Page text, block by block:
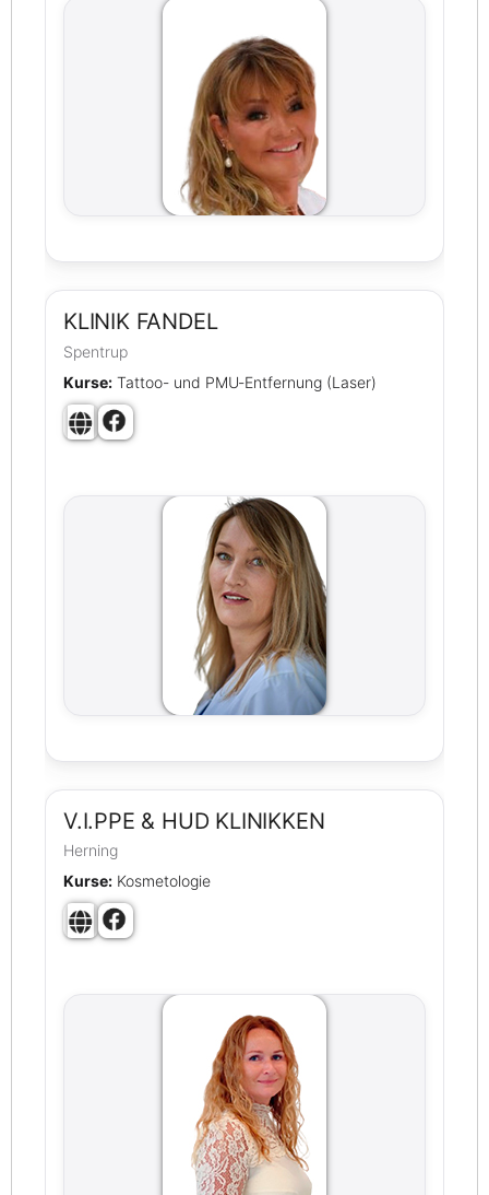
KLINIK FANDEL
Spentrup
Kurse: Tattoo- und PMU‑Entfernung (Laser)
V.I.PPE & HUD KLINIKKEN
Herning
Kurse: Kosmetologie